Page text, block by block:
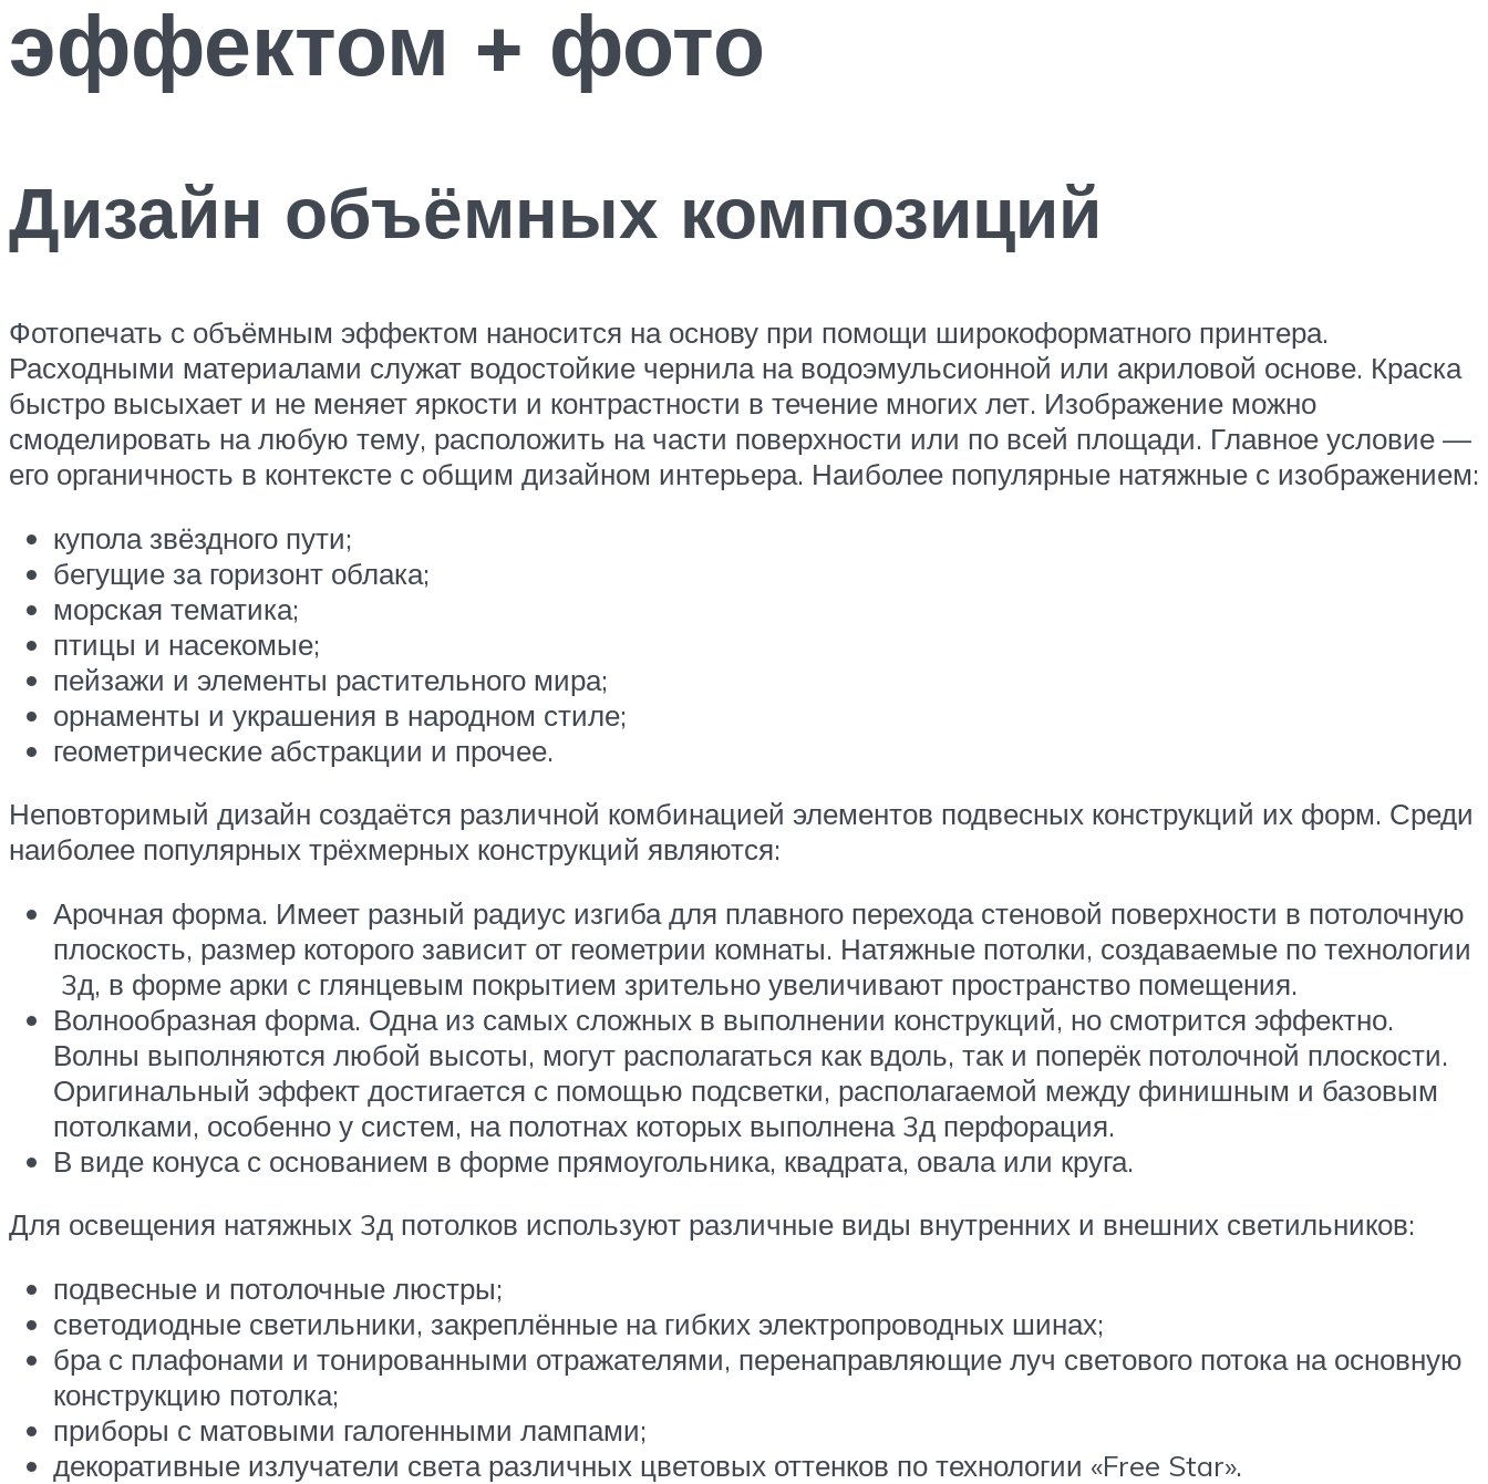
эффектом + фото
Дизайн объёмных композиций
Фотопечать с объёмным эффектом наносится на основу при помощи широкоформатного принтера.
Расходными материалами служат водостойкие чернила на водоэмульсионной или акриловой основе. Краска
быстро высыхает и не меняет яркости и контрастности в течение многих лет. Изображение можно
смоделировать на любую тему, расположить на части поверхности или по всей площади. Главное условие —
его органичность в контексте с общим дизайном интерьера. Наиболее популярные натяжные с изображением:
купола звёздного пути;
бегущие за горизонт облака;
морская тематика;
птицы и насекомые;
пейзажи и элементы растительного мира;
орнаменты и украшения в народном стиле;
геометрические абстракции и прочее.
Неповторимый дизайн создаётся различной комбинацией элементов подвесных конструкций их форм. Среди
наиболее популярных трёхмерных конструкций являются:
Арочная форма. Имеет разный радиус изгиба для плавного перехода стеновой поверхности в потолочную
плоскость, размер которого зависит от геометрии комнаты. Натяжные потолки, создаваемые по технологии
3д, в форме арки с глянцевым покрытием зрительно увеличивают пространство помещения.
Волнообразная форма. Одна из самых сложных в выполнении конструкций, но смотрится эффектно.
Волны выполняются любой высоты, могут располагаться как вдоль, так и поперёк потолочной плоскости.
Оригинальный эффект достигается с помощью подсветки, располагаемой между финишным и базовым
потолками, особенно у систем, на полотнах которых выполнена 3д перфорация.
В виде конуса с основанием в форме прямоугольника, квадрата, овала или круга.
Для освещения натяжных 3д потолков используют различные виды внутренних и внешних светильников:
подвесные и потолочные люстры;
светодиодные светильники, закреплённые на гибких электропроводных шинах;
бра с плафонами и тонированными отражателями, перенаправляющие луч светового потока на основную
конструкцию потолка;
приборы с матовыми галогенными лампами;
декоративные излучатели света различных цветовых оттенков по технологии «Free Star».